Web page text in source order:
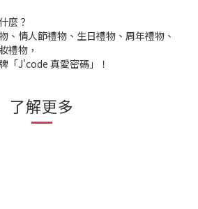
麼？
、情人節禮物、生日禮物、周年禮物、
禮物，
「J'code 真愛密碼」！
了解更多